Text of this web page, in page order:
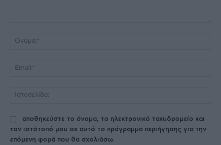
αποθηκεύστε το όνομα, το ηλεκτρονικό ταχυδρομείο και
τον ιστότοπό μου σε αυτό το πρόγραμμα περιήγησης για την
επόμενη φορά που θα σχολιάσω.